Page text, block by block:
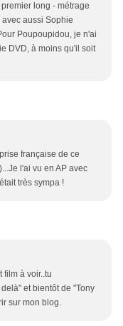
long - métrage
aussi Sophie
Poupoupidou, je n'ai
DVD, à moins qu'il soit
française de ce
l'ai vu en AP avec
très sympa !
film à voir..tu
et bientôt de "Tony
sur mon blog.